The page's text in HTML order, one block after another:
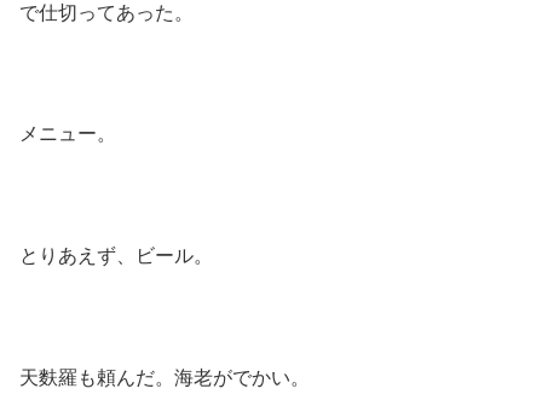
で仕切ってあった。
メニュー。
とりあえず、ビール。
天麩羅も頼んだ。海老がでかい。